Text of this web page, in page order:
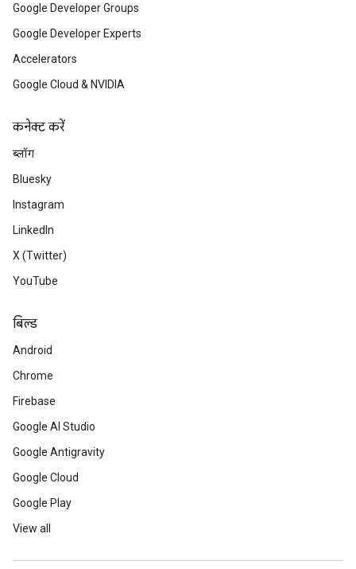
Google Developer Groups
Google Developer Experts
Accelerators
Google Cloud & NVIDIA
कनेक्ट करें
ब्लॉग
Bluesky
Instagram
LinkedIn
X (Twitter)
YouTube
बिल्ड
Android
Chrome
Firebase
Google AI Studio
Google Antigravity
Google Cloud
Google Play
View all